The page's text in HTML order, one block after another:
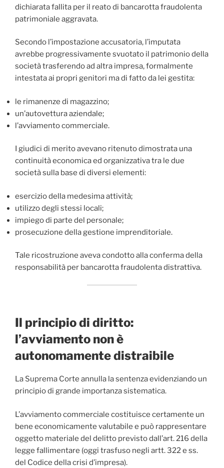
dichiarata fallita per il reato di bancarotta fraudolenta
patrimoniale aggravata.
Secondo l’impostazione accusatoria, l’imputata
avrebbe progressivamente svuotato il patrimonio della
società trasferendo ad altra impresa, formalmente
intestata ai propri genitori ma di fatto da lei gestita:
le rimanenze di magazzino;
un’autovettura aziendale;
l’avviamento commerciale.
I giudici di merito avevano ritenuto dimostrata una
continuità economica ed organizzativa tra le due
società sulla base di diversi elementi:
esercizio della medesima attività;
utilizzo degli stessi locali;
impiego di parte del personale;
prosecuzione della gestione imprenditoriale.
Tale ricostruzione aveva condotto alla conferma della
responsabilità per bancarotta fraudolenta distrattiva.
Il principio di diritto:
l’avviamento non è
autonomamente distraibile
La Suprema Corte annulla la sentenza evidenziando un
principio di grande importanza sistematica.
L’avviamento commerciale costituisce certamente un
bene economicamente valutabile e può rappresentare
oggetto materiale del delitto previsto dall’art. 216 della
legge fallimentare (oggi trasfuso negli artt. 322 e ss.
del Codice della crisi d’impresa).